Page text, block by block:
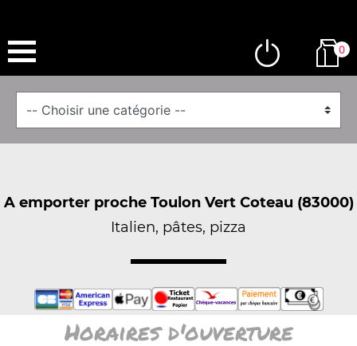
0
A emporter proche Toulon Vert Coteau (83000)
Italien, pâtes, pizza
Horaires d'ouverture